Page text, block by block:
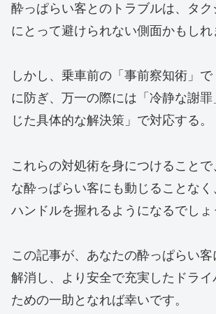
酔っぱらい客とのトラブルは、タ
にとって避けられない側面かもしれ
しかし、乗車前の「事前察知術」
に防ぎ、万一の際には「冷静な謝
じた具体的な解決策」で対応する。
これらの対処術を身につけること
な酔っぱらい客にも動じることな
ハンドルを握れるようになるでしょ
この記事が、あなたの酔っぱらい
解消し、より安全で充実したドライ
ための一助となれば幸いです。